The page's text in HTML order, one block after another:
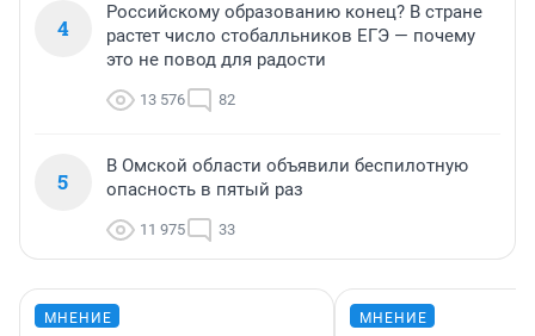
4
Российскому образованию конец? В стране
растет число стобалльников ЕГЭ — почему
это не повод для радости
13 576 82
5
В Омской области объявили беспилотную
опасность в пятый раз
11 975 33
МНЕНИЕ МНЕНИЕ